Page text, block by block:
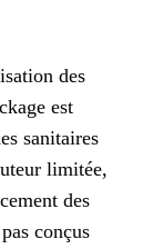
des
est
sanitaires
limitée,
des
conçus